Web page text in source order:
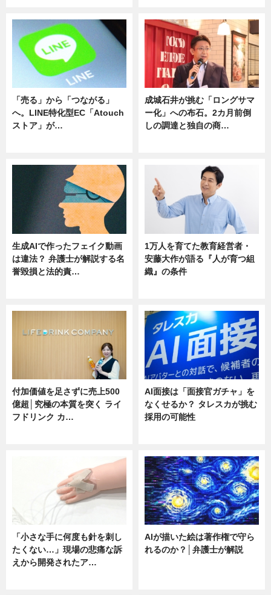
「売る」から「つながる」
へ。LINE特化型EC「Atouch
ストア」が…
成城石井が挑む「ロングサマ
ー化」への布石。2カ月前倒
しの調達と独自の商…
生成AIで作ったフェイク動画
は違法？ 弁護士が解説する名
誉毀損と法的責…
1万人を育てた教育経営者・
安藤大作が語る『人が育つ組
織』の条件
付加価値を足さずに売上500
億超│究極の本質を突く ライ
フドリンク カ…
AI面接は「面接官ガチャ」を
なくせるか？ タレスカが挑む
採用の可能性
「小さな手に何度も針を刺し
たくない…」現場の悲痛な訴
えから開発されたア…
AIが描いた絵は著作権で守ら
れるのか？│弁護士が解説